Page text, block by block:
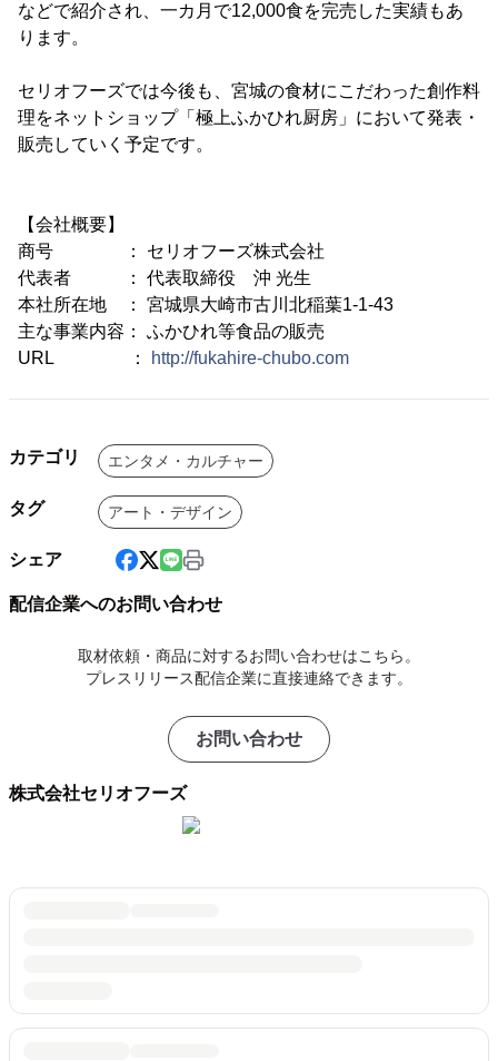
などで紹介され、一カ月で12,000食を完売した実績もあ
ります。
セリオフーズでは今後も、宮城の食材にこだわった創作料
理をネットショップ「極上ふかひれ厨房」において発表・
販売していく予定です。
【会社概要】
商号 ： セリオフーズ株式会社
代表者 ： 代表取締役 沖 光生
本社所在地 ： 宮城県大崎市古川北稲葉1-1-43
主な事業内容： ふかひれ等食品の販売
URL ：
http://fukahire-chubo.com
カテゴリ エンタメ・カルチャー
タグ アート・デザイン
シェア
配信企業へのお問い合わせ
取材依頼・商品に対するお問い合わせはこちら。
プレスリリース配信企業に直接連絡できます。
お問い合わせ
株式会社セリオフーズ